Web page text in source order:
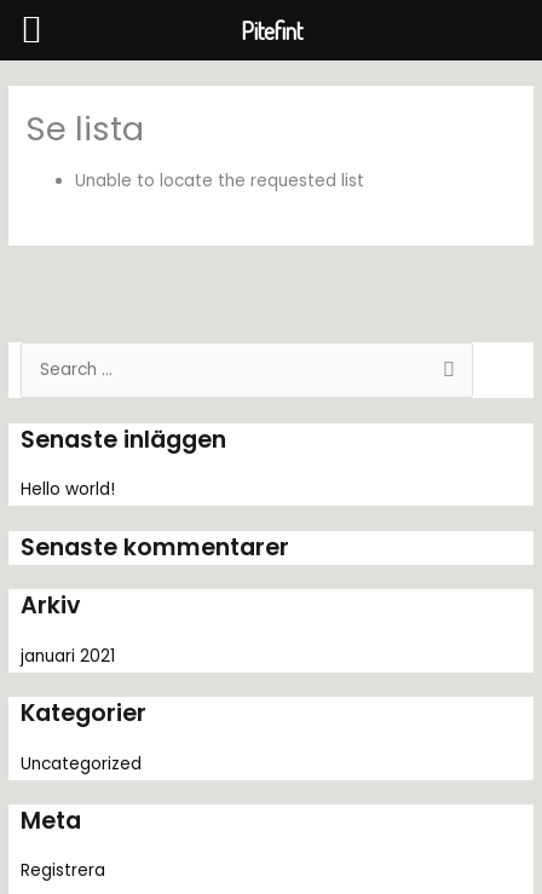
innehåll
k
f
e
r
:
Senaste inläggen
Hello world!
Senaste kommentarer
Arkiv
januari 2021
Kategorier
Uncategorized
Meta
Registrera
Se lista
Unable to locate the requested list
Pitefint